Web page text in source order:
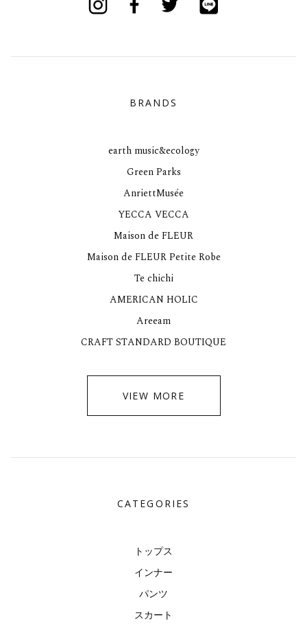
BRANDS
earth music&ecology
Green Parks
AnriettMusée
YECCA VECCA
Maison de FLEUR
Maison de FLEUR Petite Robe
Te chichi
AMERICAN HOLIC
Areeam
CRAFT STANDARD BOUTIQUE
VIEW MORE
CATEGORIES
トップス
インナー
パンツ
スカート